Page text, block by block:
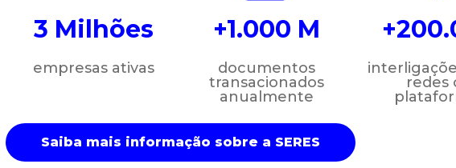
3 Milhões
empresas ativas
+1.000 M
documentos
transacionados
anualmente
redes
Saiba mais informação sobre a SERES